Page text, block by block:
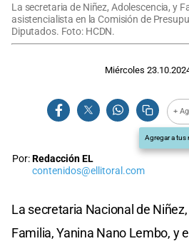
La secretaria de Niñez, Adolescencia, y
asistencialista en la Comisión de
Diputados. Foto: HCDN.
Miércoles
+
Agregar a tus
Por:Redacción EL
contenidos@ellitoral.com
La secretaria Nacional de
Familia, Yanina Nano Lembo, y